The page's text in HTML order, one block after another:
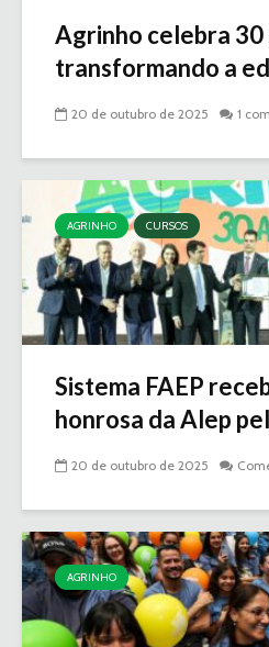
Agrinho celebra 30
transformando a
20 de outubro de 2025 1
AGRINHO CURSOS
Sistema FAEP
honrosa da Alep
20 de outubro de 2025
AGRINHO